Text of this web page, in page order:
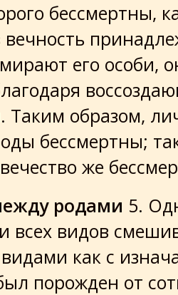
бессмертны,
его особи,
Таким образом,
бессмертны;
же
родами 5.
всех видов
как с
порожден от